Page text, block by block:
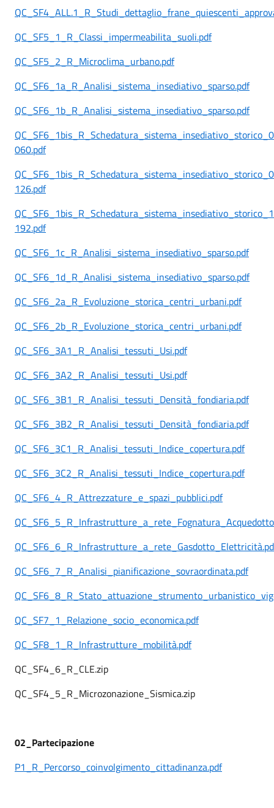
QC_SF5_1_R_Classi_impermeabilita_suoli.pdf
QC_SF5_2_R_Microclima_urbano.pdf
QC_SF6_1a_R_Analisi_sistema_insediativo_sparso.pdf
QC_SF6_1b_R_Analisi_sistema_insediativo_sparso.pdf
060.pdf
126.pdf
192.pdf
QC_SF6_1c_R_Analisi_sistema_insediativo_sparso.pdf
QC_SF6_1d_R_Analisi_sistema_insediativo_sparso.pdf
QC_SF6_2a_R_Evoluzione_storica_centri_urbani.pdf
QC_SF6_2b_R_Evoluzione_storica_centri_urbani.pdf
QC_SF6_3A1_R_Analisi_tessuti_Usi.pdf
QC_SF6_3A2_R_Analisi_tessuti_Usi.pdf
QC_SF6_3B1_R_Analisi_tessuti_Densità_fondiaria.pdf
QC_SF6_3B2_R_Analisi_tessuti_Densità_fondiaria.pdf
QC_SF6_3C1_R_Analisi_tessuti_Indice_copertura.pdf
QC_SF6_3C2_R_Analisi_tessuti_Indice_copertura.pdf
QC_SF6_4_R_Attrezzature_e_spazi_pubblici.pdf
QC_SF6_7_R_Analisi_pianificazione_sovraordinata.pdf
QC_SF7_1_Relazione_socio_economica.pdf
QC_SF8_1_R_Infrastrutture_mobilità.pdf
QC_SF4_6_R_CLE.zip
QC_SF4_5_R_Microzonazione_Sismica.zip
02_Partecipazione
P1_R_Percorso_coinvolgimento_cittadinanza.pdf